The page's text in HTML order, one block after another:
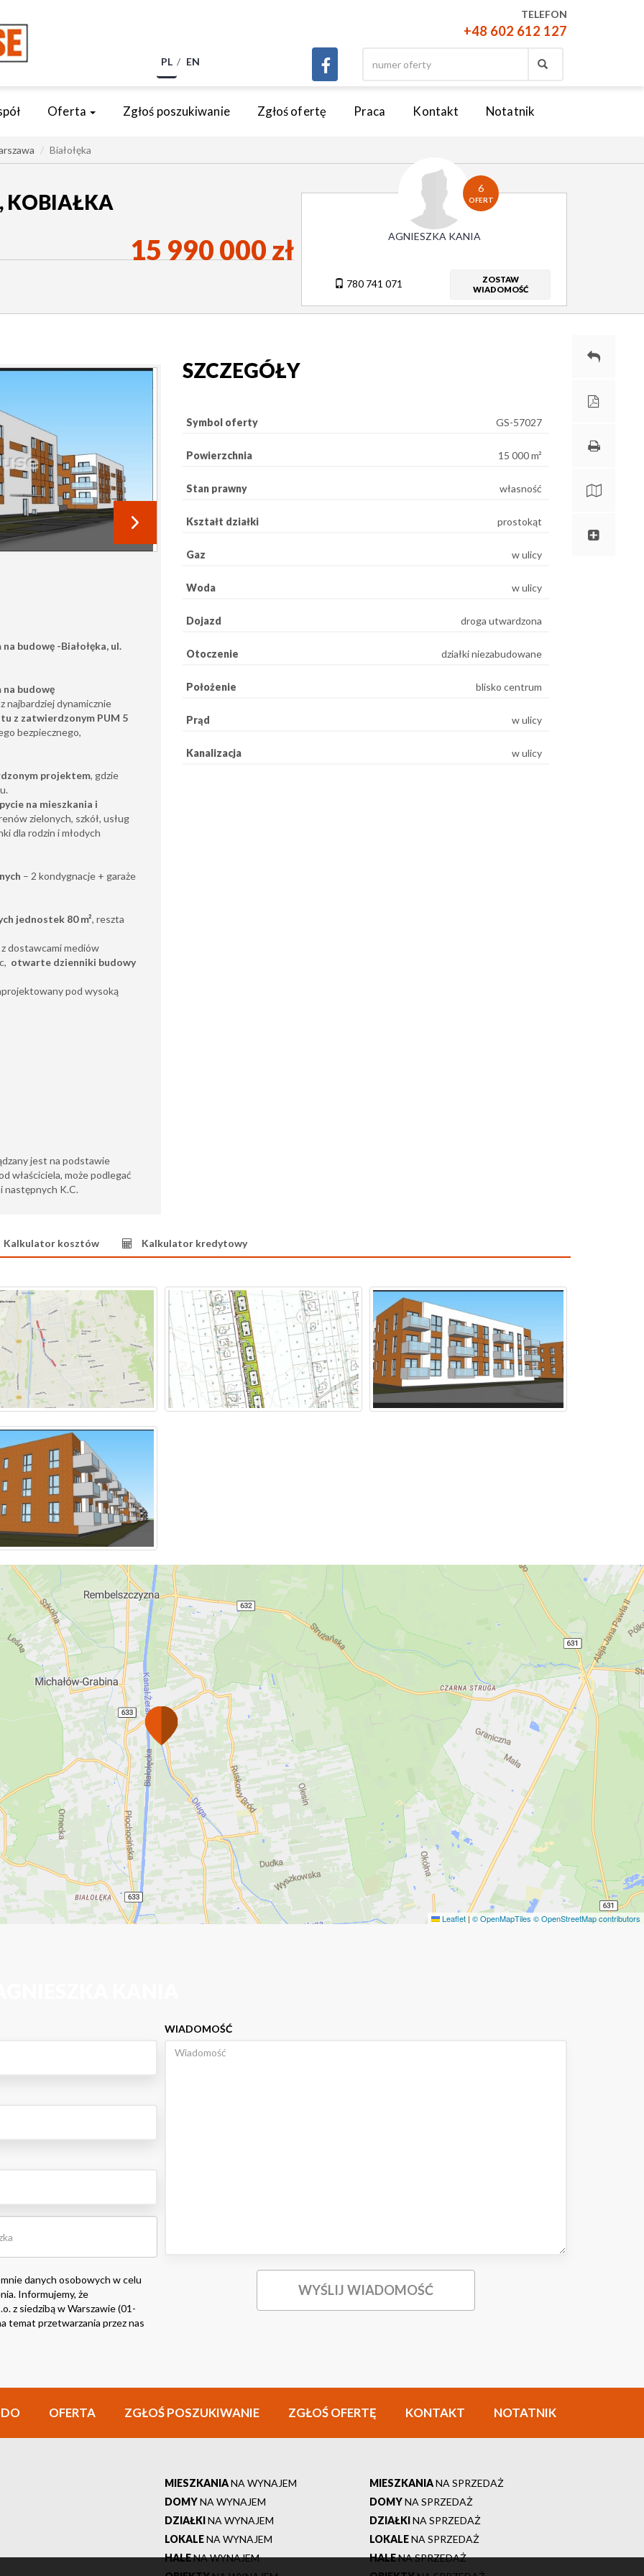
TELEFON
+48 602 612 127
PL EN
Oferta Zgłoś poszukiwanie Zgłoś ofertę Praca Kontakt Notatnik
Białołęka
KOBIAŁKA
15 990 000 zł
6
OFERT
AGNIESZKA KANIA
780 741 071
ZOSTAW
WIADOMOŚĆ
budowę -Białołęka, ul.
budowę
najbardziej dynamicznie
z zatwierdzonym PUM 5
bezpiecznego,
projektem, gdzie
na mieszkania i
zielonych, szkół, usług
dla rodzin i młodych
– 2 kondygnacje + garaże
jednostek 80 m², reszta
dostawcami mediów
otwarte dzienniki budowy
pod wysoką
jest na podstawie
właściciela, może podlegać
następnych K.C.
SZCZEGÓŁY
Symbol oferty GS-57027
Powierzchnia 15 000 m²
Stan prawny własność
Kształt działki prostokąt
Gaz w ulicy
Woda w ulicy
Dojazd droga utwardzona
Otoczenie działki niezabudowane
Położenie blisko centrum
Prąd w ulicy
Kanalizacja w ulicy
Kalkulator kosztów Kalkulator kredytowy
Leaflet|© OpenMapTiles © OpenStreetMap contributors
danych osobowych w celu
Informujemy, że
z siedzibą w Warszawie (01-
temat przetwarzania przez nas
WIADOMOŚĆ
OFERTA ZGŁOŚ POSZUKIWANIE ZGŁOŚ OFERTĘ KONTAKT NOTATNIK
MIESZKANIANA WYNAJEM
DOMYNA WYNAJEM
DZIAŁKINA WYNAJEM
LOKALENA WYNAJEM
HALENA WYNAJEM
MIESZKANIANA SPRZEDAŻ
DOMYNA SPRZEDAŻ
DZIAŁKINA SPRZEDAŻ
LOKALENA SPRZEDAŻ
HALENA SPRZEDAŻ